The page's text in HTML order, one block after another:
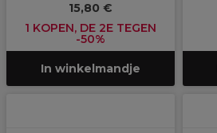
15,80 €
1 KOPEN, DE 2E TEGEN
-50%
In winkelmandje